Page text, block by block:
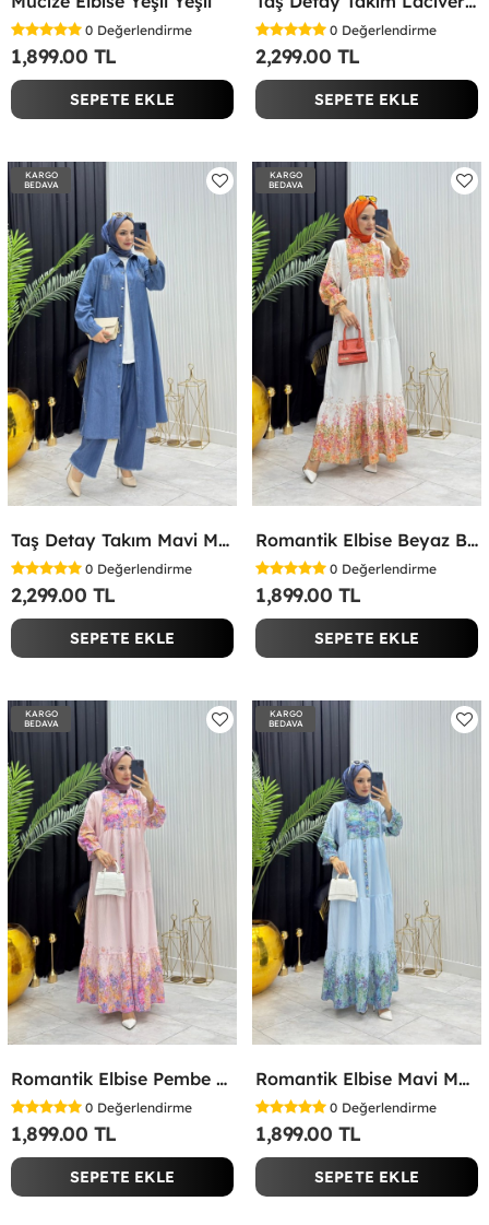
0 Değerlendirme
1,899.00 TL
SEPETE EKLE
0 Değerlendirme
2,299.00 TL
SEPETE EKLE
KARGO
BEDAVA
Taş Detay Takım Mavi Mavi
0 Değerlendirme
2,299.00 TL
SEPETE EKLE
KARGO
BEDAVA
Romantik Elbise Beyaz Beyaz
0 Değerlendirme
1,899.00 TL
SEPETE EKLE
KARGO
BEDAVA
Romantik Elbise Pembe Pembe
0 Değerlendirme
1,899.00 TL
SEPETE EKLE
KARGO
BEDAVA
Romantik Elbise Mavi Mavi
0 Değerlendirme
1,899.00 TL
SEPETE EKLE